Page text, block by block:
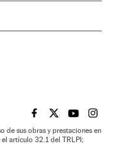
EL PAÍS BRASIL EN
EL PAÍSEL PAÍS
EL
de sus obras y prestaciones en
el artículo 32.1 del TRLPI;